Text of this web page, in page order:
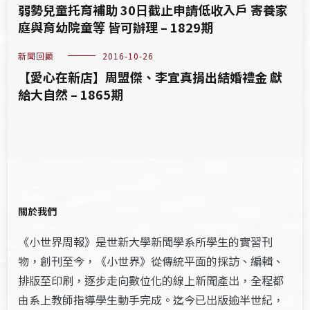
弱勢兒童托育補助 30日截止申請低收入戶 寄養家
庭與育幼院童等 皆可辦理 – 1829期
新聞回顧 2016-10-26
【愛心在新店】周盟傑、李宜真捐出結婚禮金 獻
給大自然 – 1865期
關於我們
《小世界周報》是世新大學新聞學系所學生的實習刊
物，創刊至今，《小世界》從傳統平面的採訪、編輯、
排版至印刷，逐步走向數位化的線上新聞產出，全程都
由系上教師指導學生動手完成。迄今已出版逾半世紀，